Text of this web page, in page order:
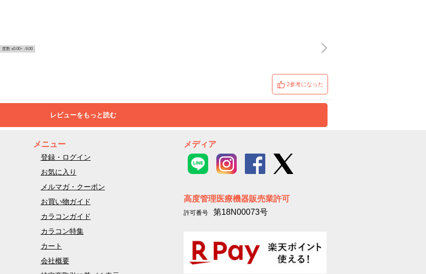
度数 ±0.00~ -9.00
2参考になった
レビューをもっと読む
メニュー
登録・ログイン
お気に入り
メルマガ・クーポン
お買い物ガイド
カラコンガイド
カラコン特集
カート
会社概要
メディア
高度管理医療機器販売業許可
許可番号 第18N00073号